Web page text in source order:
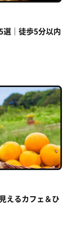
選｜徒歩5分以内
えるカフェ＆ひ